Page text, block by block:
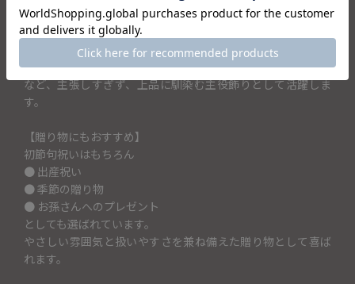
● 玄関やリビング飾って季節を感じるお出迎えに
● リビングに飾って端午の節句の主役として
● 他の端午飾りと組み合わせてバランスの良いコーディネー
トに
など、主張しすぎず、上品に馴染む主役飾りとして活躍しま
す。
【贈り物にもおすすめ】
初節句祝いはもちろん
● 出産祝い
● 季節の贈り物
● お孫さんへのプレゼント
としても選ばれています。
やさしい雰囲気と扱いやすさを兼ね備えた贈り物として喜ば
れます。